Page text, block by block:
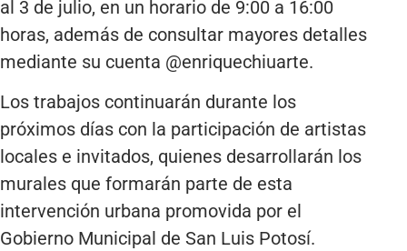
al 3 de julio, en un horario de 9:00 a 16:00
horas, además de consultar mayores detalles
mediante su cuenta @enriquechiuarte.
Los trabajos continuarán durante los
próximos días con la participación de artistas
locales e invitados, quienes desarrollarán los
murales que formarán parte de esta
intervención urbana promovida por el
Gobierno Municipal de San Luis Potosí.